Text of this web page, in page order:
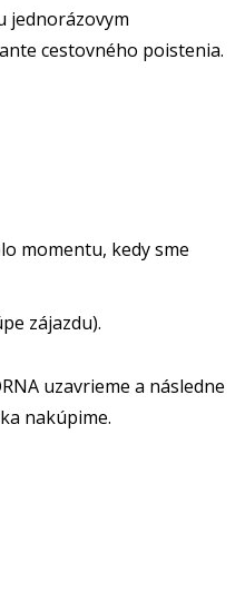
jednorázovym
cestovného poistenia.
momentu, kedy sme
zájazdu).
uzavrieme a následne
nakúpime.